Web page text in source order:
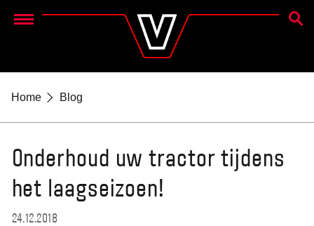
Menu
ZOEK
Home Blog
Onderhoud uw tractor tijdens
het laagseizoen!
24.12.2018